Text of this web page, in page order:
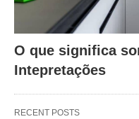
O que significa
Intepretações
RECENT POSTS